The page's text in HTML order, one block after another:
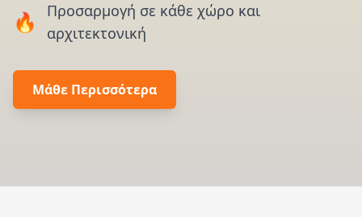
🔥
Προσαρμογή σε κάθε χώρο και
αρχιτεκτονική
Μάθε Περισσότερα